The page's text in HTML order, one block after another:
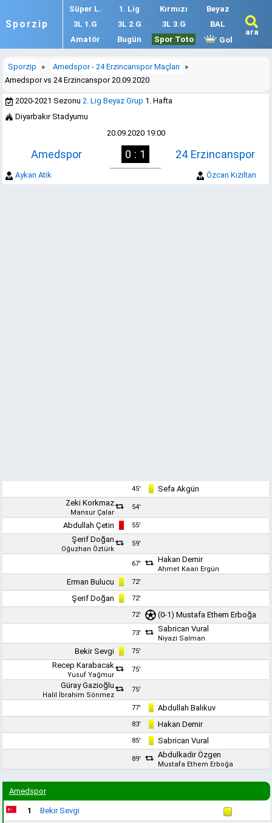
Sporzip
Süper L. 1. Lig Kırmızı
Beyaz
3L 1.G
3L 2.G 3L 3.G
BAL
Amatör
Bugün Spor Toto Gol
ara
Sporzip » Amedspor - 24 Erzincanspor Maçları
»
Amedspor vs 24 Erzincanspor 20.09.2020
2020-2021 Sezonu2. Lig Beyaz Grup 1. Hafta
Diyarbakır Stadyumu
20.09.2020 19:00
Amedspor 0 : 1 24 Erzincanspor
Aykan Atik Özcan Kızıltan
45'
Sefa Akgün
Zeki Korkmaz
Mansur Çalar
54'
Abdullah Çetin 55'
Şerif Doğan
Oğuzhan Öztürk
59'
67' Hakan Demir
Ahmet Kaan Ergün
Erman Bulucu 72'
Şerif Doğan 72'
72' (0-1)Mustafa Ethem Erboğa
73' Sabrican Vural
Niyazi Salman
Bekir Sevgi 75'
Recep Karabacak
Yusuf Yağmur
75'
Güray Gazioğlu
Halil İbrahim Sönmez
75'
77' Abdullah Balıkuv
83' Hakan Demir
85' Sabrican Vural
89' Abdulkadir Özgen
Mustafa Ethem Erboğa
Amedspor
1 Bekir Sevgi